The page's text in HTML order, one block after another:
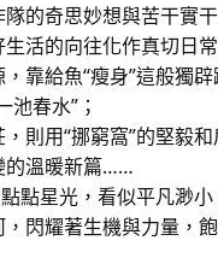
的奇思妙想與苦干實
活的向往化作真切日常
靠給魚“瘦身”這般獨
池春水”；
則用“挪窮窩”的堅毅
的溫暖新篇……
點星光，看似平凡渺
閃耀著生機與力量，